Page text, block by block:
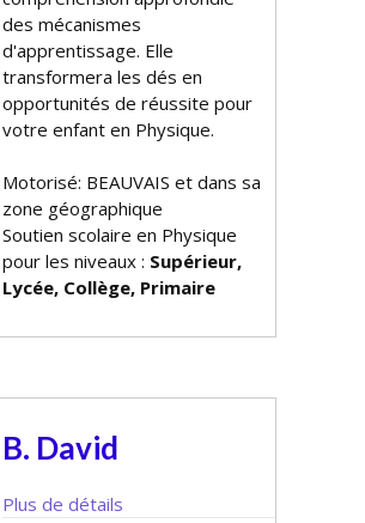
des mécanismes
d'apprentissage. Elle
transformera les défis en
opportunités de réussite pour
votre enfant en Physique.
Motorisé: BEAUVAIS et dans sa
zone géographique
Soutien scolaire en Physique
pour les niveaux : Supérieur,
Lycée, Collège, Primaire
B. David
Plus de détails